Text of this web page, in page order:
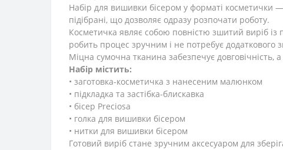
Набір для вишивки бісером у форматі косметички
підібрані, що дозволяє одразу розпочати роботу.
Косметичка являє собою повністю зшитий виріб
робить процес зручним і не потребує додаткового
Міцна сумочна тканина забезпечує довговічність,
Набір містить:
• заготовка-косметичка з нанесеним малюнком
• підкладка та застібка-блискавка
• бісер Preciosa
• голка для вишивки бісером
• нитки для вишивки бісером
Готовий виріб стане зручним аксесуаром для